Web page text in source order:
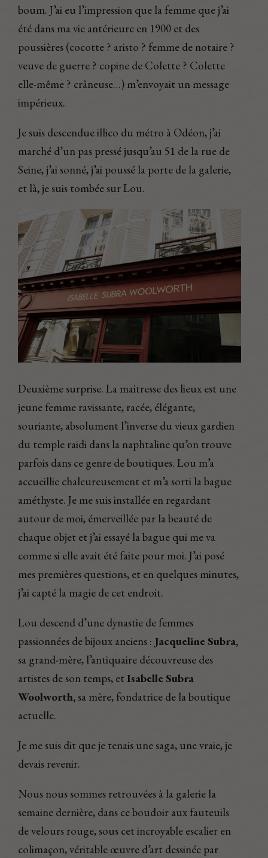
boum. J’ai eu l’impression que la femme que j’ai
été dans ma vie antérieure en 1900 et des
poussières (cocotte ? aristo ? femme de notaire ?
veuve de guerre ? copine de Colette ? Colette
elle-même ? crâneuse…) m’envoyait un message
impérieux.
Je suis descendue illico du métro à Odéon, j’ai
marché d’un pas pressé jusqu’au 51 de la rue de
Seine, j’ai sonné, j’ai poussé la porte de la galerie,
et là, je suis tombée sur Lou.
Deuxième surprise. La maitresse des lieux est une
jeune femme ravissante, racée, élégante,
souriante, absolument l’inverse du vieux gardien
du temple raidi dans la naphtaline qu’on trouve
parfois dans ce genre de boutiques. Lou m’a
accueillie chaleureusement et m’a sorti la bague
améthyste. Je me suis installée en regardant
autour de moi, émerveillée par la beauté de
chaque objet et j’ai essayé la bague qui me va
comme si elle avait été faite pour moi. J’ai posé
mes premières questions, et en quelques minutes,
j’ai capté la magie de cet endroit.
Lou descend d’une dynastie de femmes
passionnées de bijoux anciens : Jacqueline Subra,
sa grand-mère, l’antiquaire découvreuse des
artistes de son temps, etIsabelle Subra
Woolworth,sa mère, fondatrice de la boutique
actuelle.
Je me suis dit que je tenais une saga, une vraie, je
devais revenir.
Nous nous sommes retrouvées à la galerie la
semaine dernière, dans ce boudoir aux fauteuils
de velours rouge, sous cet incroyable escalier en
colimaçon, véritable œuvre d’art dessinée par